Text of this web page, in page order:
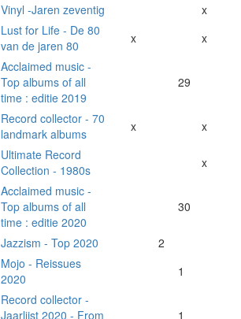
Vinyl -Jaren zeventig
x
Lust for Life - De 80
van de jaren 80
x x
Acclaimed music -
Top albums of all
time : editie 2019
29
Record collector - 70
landmark albums
x x
Ultimate Record
Collection - 1980s
x
Acclaimed music -
Top albums of all
time : editie 2020
30
Jazzism - Top 2020
2
Mojo - Reissues
2020
1
Record collector -
Jaarlijst 2020 - From
1